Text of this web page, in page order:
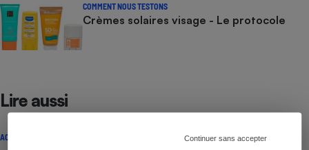
Continuer sans accepter
COMMENT NOUS TESTONS
Crèmes solaires visage - Le protocole
Lire aussi
ACTUALITÉ